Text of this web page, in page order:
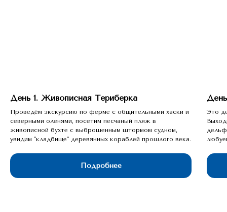
День 1. Живописная Териберка
Проведём экскурсию по ферме с общительными хаски и
северными оленями, посетим песчаный пляж в
живописной бухте с выброшенным штормом судном,
увидим "кладбище" деревянных кораблей прошлого века.
Подробнее
Это